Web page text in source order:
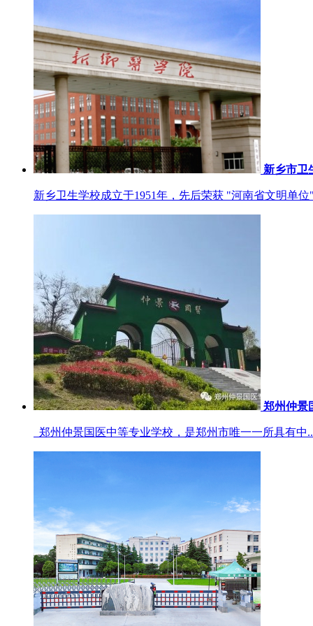
新乡市卫
新乡卫生学校成立于1951年，先后荣获 "河南省文明单
郑州仲景
郑州仲景国医中等专业学校，是郑州市唯一一所具有中